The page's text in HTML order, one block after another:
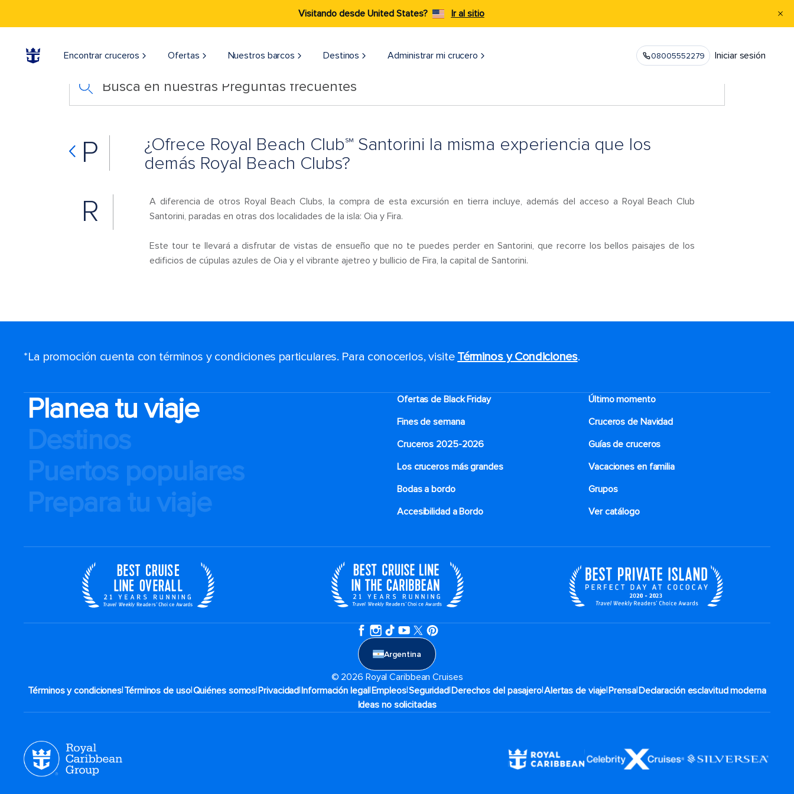
Visitando desde United States? Ir al sitio
Encontrar cruceros Ofertas Nuestros barcos Destinos Administrar mi crucero 08005552279 Iniciar sesión
Busca en nuestras Preguntas frecuentes
P
¿Ofrece Royal Beach Club℠ Santorini la misma experiencia que los
demás Royal Beach Clubs?
R
A diferencia de otros Royal Beach Clubs, la compra de esta excursión en tierra incluye, además del acceso a Royal Beach Club
Santorini, paradas en otras dos localidades de la isla: Oia y Fira.
Este tour te llevará a disfrutar de vistas de ensueño que no te puedes perder en Santorini, que recorre los bellos paisajes de los
edificios de cúpulas azules de Oia y el vibrante ajetreo y bullicio de Fira, la capital de Santorini.
*La promoción cuenta con términos y condiciones particulares. Para conocerlos, visite Términos y Condiciones.
Planea tu viaje
Destinos
Puertos populares
Prepara tu viaje
Ofertas de Black Friday
Último momento
Fines de semana
Cruceros de Navidad
Cruceros 2025-2026
Guías de cruceros
Los cruceros más grandes
Vacaciones en familia
Bodas a bordo
Grupos
Accesibilidad a Bordo
Ver catálogo
Argentina
© 2026 Royal Caribbean Cruises
Términos y condiciones|Términos de uso|Quiénes somos|Privacidad|Información legal|Empleos|Seguridad|Derechos del pasajero|Alertas de viaje|Prensa|Declaración esclavitud moderna
Ideas no solicitadas